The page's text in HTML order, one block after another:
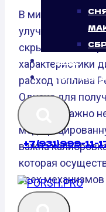
БЛОГ
+7 (931) 999-11-
В мире чип-
улучшения
скрытый
характеристики
расход топлива
Однако для
эффекта важно
важна
которая
всех